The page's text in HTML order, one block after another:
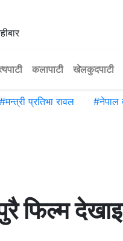
कलापाटी खेलकुदपाटी
#मन्त्री प्रतिभा रावल #नेपाल
फिल्म